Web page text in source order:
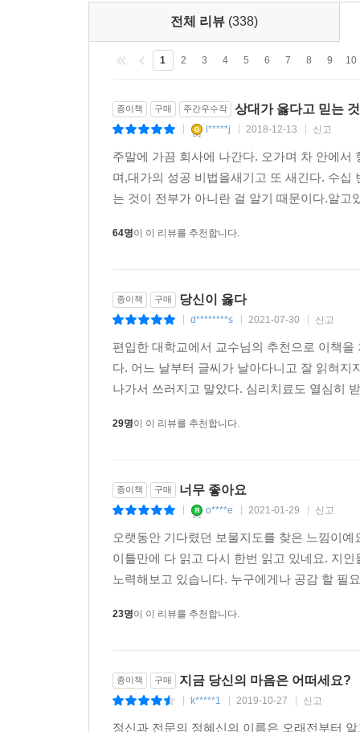
전체 리뷰 (338)
1 2 3 4 5 6 7 8 9 10
종이책 구매 주간우수작 상대가 옳다고 믿는
l*****j 2018-12-13 신고
주말에 가끔 회사에 나간다. 오가며 차 안에
며,대가의 성공 비법을새기고 또 새긴다. 수
는 것이 전부가 아니란 걸 알기 때문이다.알
64명이 이 리뷰를 추천합니다.
종이책 구매 당신이 옳다
d********s 2021-07-30 신고
편입한 대학교에서 교수님의 추천으로 이책
다. 어느 날부터 글씨가 날아다니고 잘 읽혀
나가서 쓰러지고 말았다. 심리치료도 열심히
29명이 이 리뷰를 추천합니다.
종이책 구매 너무 좋아요
o****e 2021-01-29 신고
오랫동안 기다렸던 보물지도를 찾은 느낌이
이틀만에 다 읽고 다시 한번 읽고 있네요. 지
노력해보고 있습니다. 누구에게나 공감 할 필
23명이 이 리뷰를 추천합니다.
종이책 구매 지금 당신의 마음은 어떠세요?
k*****1 2019-10-27 신고
정신과 전문의 정혜신의 이름은 오래전부터